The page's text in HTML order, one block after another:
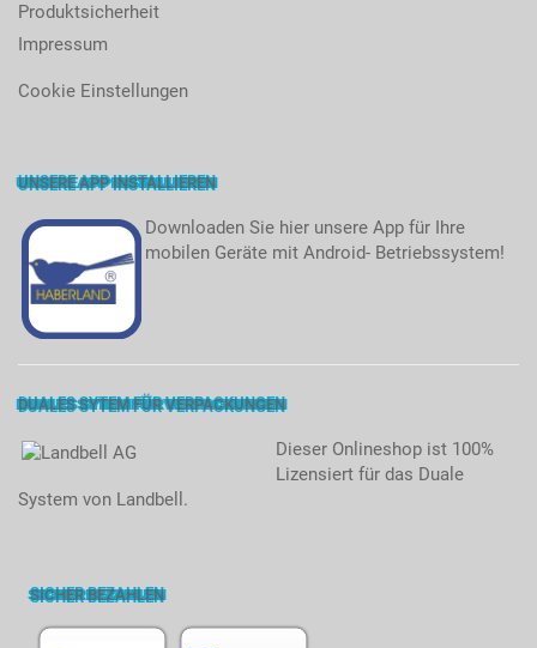
Produktsicherheit
Impressum
Cookie Einstellungen
UNSERE APP INSTALLIEREN
Downloaden Sie hier unsere App für Ihre
mobilen Geräte mit Android- Betriebssystem!
DUALES SYTEM FÜR VERPACKUNGEN
Dieser Onlineshop ist 100%
Lizensiert für das Duale
System von Landbell.
SICHER BEZAHLEN